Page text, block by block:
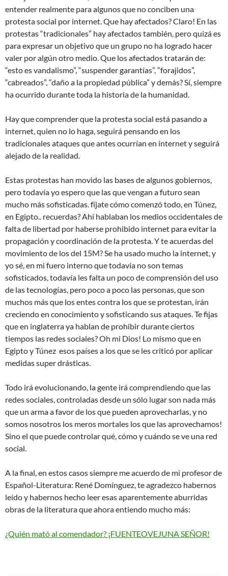
entender realmente para algunos que no conciben una
protesta social por internet. Que hay afectados? Claro! En las
protestas “tradicionales” hay afectados también, pero quizá es
para expresar un objetivo que un grupo no ha logrado hacer
valer por algún otro medio. Que los afectados tratarán de:
“esto es vandalismo”, “suspender garantías”, “forajidos”,
“cabreados”, “daño a la propiedad pública” y demás? Sí, siempre
ha ocurrido durante toda la historia de la humanidad.
Hay que comprender que la protesta social está pasando a
internet, quien no lo haga, seguirá pensando en los
tradicionales ataques que antes ocurrían en internet y seguirá
alejado de la realidad.
Estas protestas han movido las bases de algunos gobiernos,
pero todavía yo espero que las que vengan a futuro sean
mucho más sofisticadas. fíjate cómo comenzó todo, en Túnez,
en Egipto.. recuerdas? Ahí hablaban los medios occidentales de
falta de libertad por haberse prohibido internet para evitar la
propagación y coordinación de la protesta. Y te acuerdas del
movimiento de los del 15M? Se ha usado mucho la internet, y
yo sé, en mi fuero interno que todavía no son temas
sofisticados, todavía les falta un poco de comprensión del uso
de las tecnologías, pero poco a poco las personas, que son
muchos más que los entes contra los que se protestan, irán
creciendo en conocimiento y sofisticando sus ataques. Te fijas
que en inglaterra ya hablan de prohibir durante ciertos
tiempos las redes sociales? Oh mi Dios! Lo mismo que en
Egipto y Túnez esos países a los que se les criticó por aplicar
medidas super drásticas.
Todo irá evolucionando, la gente irá comprendiendo que las
redes sociales, controladas desde un sólo lugar son nada más
que un arma a favor de los que pueden aprovecharlas, y no
somos nosotros los meros mortales los que las aprovechamos!
Sino el que puede controlar qué, cómo y cuándo se ve una red
social.
A la final, en estos casos siempre me acuerdo de mi profesor de
Español-Literatura: René Domínguez, te agradezco habernos
leído y habernos hecho leer esas aparentemente aburridas
obras de la literatura que ahora entiendo mucho más:
¿Quién mató al comendador? ¡FUENTEOVEJUNA SEÑOR!